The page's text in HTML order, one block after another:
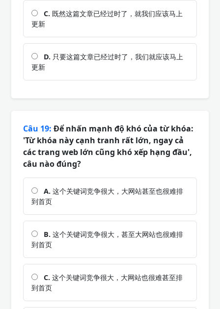
C. 既然这篇文章已经过时了，就我们应该马上
更新
D. 只要这篇文章已经过时了，我们就应该马上
更新
Câu 19: Để nhấn mạnh độ khó của từ khóa:
'Từ khóa này cạnh tranh rất lớn, ngay cả
các trang web lớn cũng khó xếp hạng đầu',
câu nào đúng?
A. 这个关键词竞争很大，大网站甚至也很难排
到首页
B. 这个关键词竞争很大，甚至大网站也很难排
到首页
C. 这个关键词竞争很大，大网站也很难甚至排
到首页